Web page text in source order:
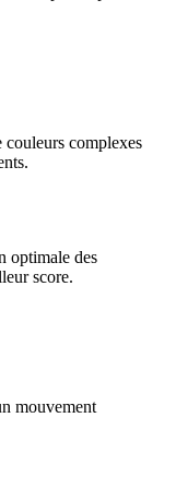
couleurs complexes
optimale des
score.
mouvement